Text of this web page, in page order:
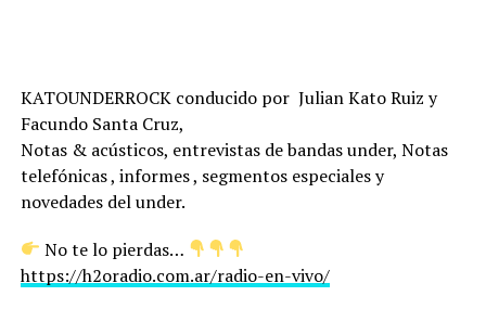
KATOUNDERROCK conducido por Julian Kato Ruiz y
Facundo Santa Cruz,
Notas & acústicos, entrevistas de bandas under, Notas
telefónicas , informes , segmentos especiales y
novedades del under.
No te lo pierdas…
https://h2oradio.com.ar/radio-en-vivo/